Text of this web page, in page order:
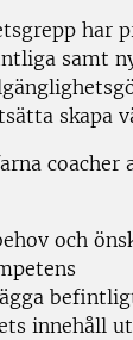
har
samt
skapa
och
innehåll